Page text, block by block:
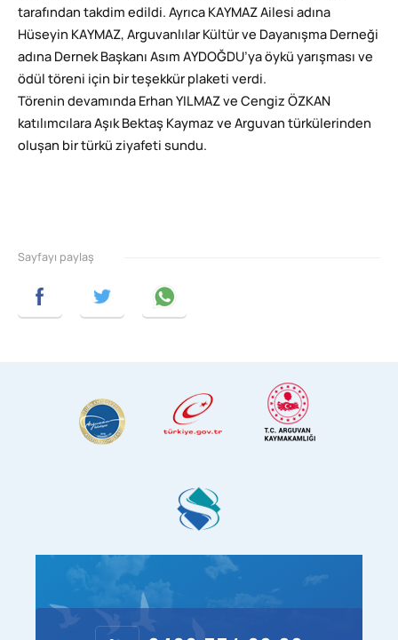
tarafından takdim edildi. Ayrıca KAYMAZ Ailesi adına
Hüseyin KAYMAZ, Arguvanlılar Kültür ve Dayanışma Derneği
adına Dernek Başkanı Asım AYDOĞDU’ya öykü yarışması ve
ödül töreni için bir teşekkür plaketi verdi.
Törenin devamında Erhan YILMAZ ve Cengiz ÖZKAN
katılımcılara Aşık Bektaş Kaymaz ve Arguvan türkülerinden
oluşan bir türkü ziyafeti sundu.
Sayfayı paylaş